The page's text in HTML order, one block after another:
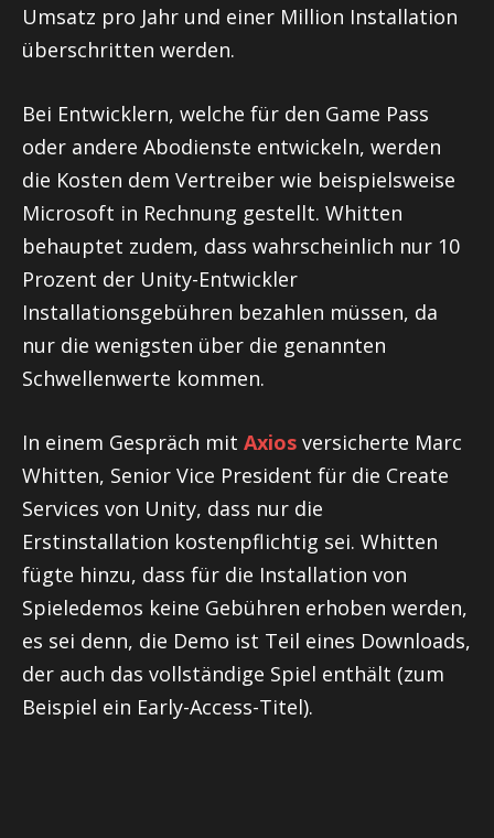
Umsatz pro Jahr und einer Million Installation
überschritten werden.
Bei Entwicklern, welche für den Game Pass
oder andere Abodienste entwickeln, werden
die Kosten dem Vertreiber wie beispielsweise
Microsoft in Rechnung gestellt. Whitten
behauptet zudem, dass wahrscheinlich nur 10
Prozent der Unity-Entwickler
Installationsgebühren bezahlen müssen, da
nur die wenigsten über die genannten
Schwellenwerte kommen.
In einem Gespräch mit Axios versicherte Marc
Whitten, Senior Vice President für die Create
Services von Unity, dass nur die
Erstinstallation kostenpflichtig sei. Whitten
fügte hinzu, dass für die Installation von
Spieledemos keine Gebühren erhoben werden,
es sei denn, die Demo ist Teil eines Downloads,
der auch das vollständige Spiel enthält (zum
Beispiel ein Early-Access-Titel).